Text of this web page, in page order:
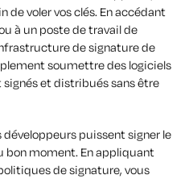
de voler vos clés. En accédant
à un poste de travail de
de signature de
soumettre des logiciels
et distribués sans être
développeurs puissent signer le
bon moment. En appliquant
de signature, vous